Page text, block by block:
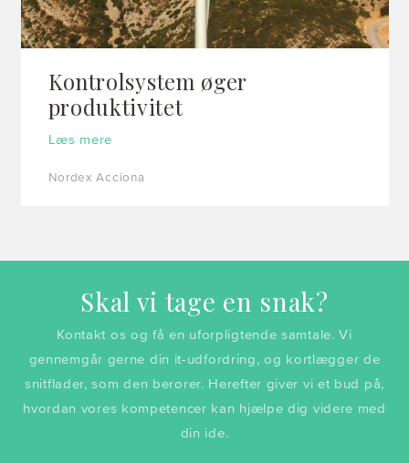
Kontrolsystem øger
produktivitet
Læs mere
Nordex Acciona
Skal vi tage en snak?
Kontakt os og få en uforpligtende samtale. Vi
gennemgår gerne din it-udfordring, og kortlægger de
snitflader, som den berører. Herefter giver vi et bud på,
hvordan vores kompetencer kan hjælpe dig videre med
din ide.